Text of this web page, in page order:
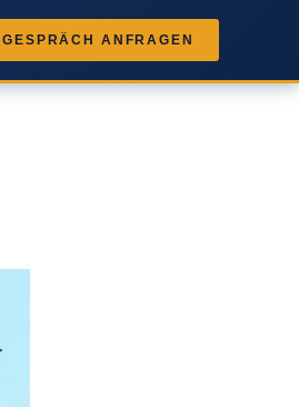
GESPRÄCH ANFRAGEN